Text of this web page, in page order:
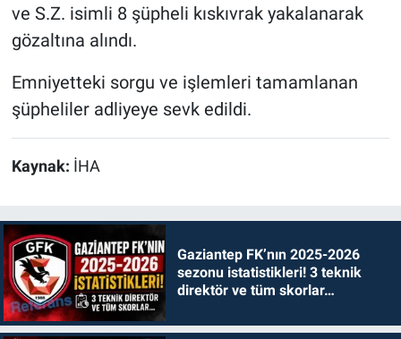
ve S.Z. isimli 8 şüpheli kıskıvrak yakalanarak
gözaltına alındı.
Emniyetteki sorgu ve işlemleri tamamlanan
şüpheliler adliyeye sevk edildi.
Kaynak: İHA
Gaziantep FK’nın 2025-2026
sezonu istatistikleri! 3 teknik
direktör ve tüm skorlar…